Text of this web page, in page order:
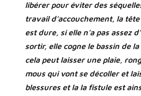
libérer pour éviter des
travail d’accouchement, la
est dure, si elle n’a pas assez
sortir, elle cogne le bassin de
cela peut laisser une plaie,
mous qui vont se décoller et
blessures et la la fistule est